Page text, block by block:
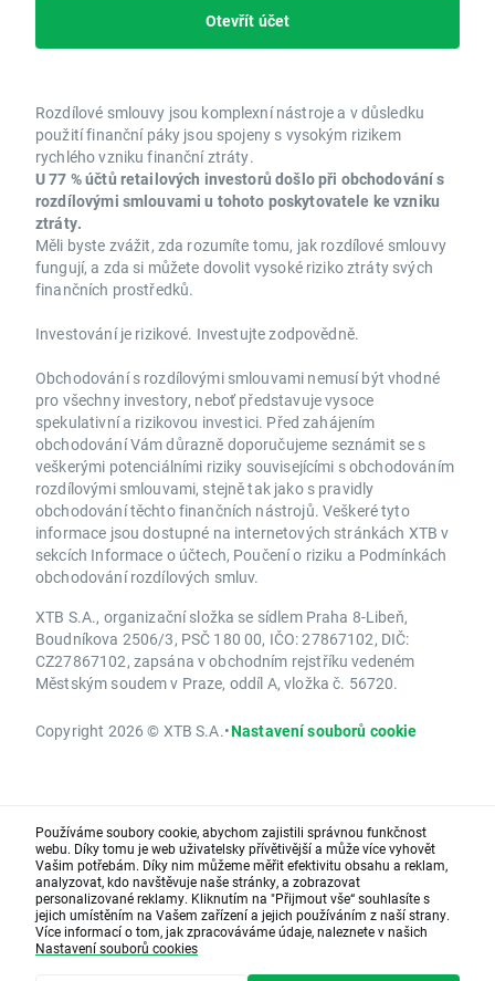
Otevřít účet
Rozdílové smlouvy jsou komplexní nástroje a v důsledku
použití finanční páky jsou spojeny s vysokým rizikem
rychlého vzniku finanční ztráty.
U 77 % účtů retailových investorů došlo při obchodování s
rozdílovými smlouvami u tohoto poskytovatele ke vzniku
ztráty.
Měli byste zvážit, zda rozumíte tomu, jak rozdílové smlouvy
fungují, a zda si můžete dovolit vysoké riziko ztráty svých
finančních prostředků.
Investování je rizikové. Investujte zodpovědně.
Obchodování s rozdílovými smlouvami nemusí být vhodné
pro všechny investory, neboť představuje vysoce
spekulativní a rizikovou investici. Před zahájením
obchodování Vám důrazně doporučujeme seznámit se s
veškerými potenciálními riziky souvisejícími s obchodováním
rozdílovými smlouvami, stejně tak jako s pravidly
obchodování těchto finančních nástrojů. Veškeré tyto
informace jsou dostupné na internetových stránkách XTB v
sekcích Informace o účtech, Poučení o riziku a Podmínkách
obchodování rozdílových smluv.
XTB S.A., organizační složka se sídlem Praha 8-Libeň,
Boudníkova 2506/3, PSČ 180 00, IČO: 27867102, DIČ:
CZ27867102, zapsána v obchodním rejstříku vedeném
Městským soudem v Praze, oddíl A, vložka č. 56720.
Copyright 2026 © XTB S.A.•Nastavení souborů cookie
Používáme soubory cookie, abychom zajistili správnou funkčnost
webu. Díky tomu je web uživatelsky přívětivější a může více vyhovět
Vašim potřebám. Díky nim můžeme měřit efektivitu obsahu a reklam,
analyzovat, kdo navštěvuje naše stránky, a zobrazovat
personalizované reklamy. Kliknutím na "Přijmout vše“ souhlasíte s
jejich umístěním na Vašem zařízení a jejich používáním z naší strany.
Více informací o tom, jak zpracováváme údaje, naleznete v našich
Nastavení souborů cookies